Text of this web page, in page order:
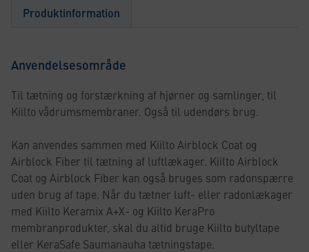
Produktinformation
Anvendelsesområde
Til tætning og forstærkning af hjørner og samlinger, til
Kiilto vådrumsmembraner. Også til udendørs brug.
Kan anvendes sammen med Kiilto Airblock Coat og
Airblock Fiber til tætning af luftlækager. Kiilto Airblock
Coat og Airblock Fiber kan også bruges som radonspærre
uden brug af tape. Når du tætner luft- eller radonlækager
med Kiilto Keramix A+X- og Kiilto KeraPro
membranprodukter, skal du altid bruge Kiilto butyltape
eller KeraSafe Saumanauha tætningstape.